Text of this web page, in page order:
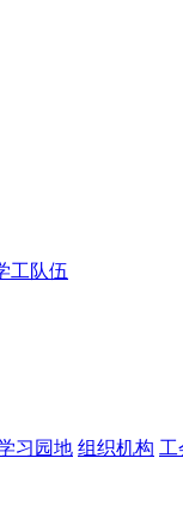
工队伍
习园地 组织机构 工